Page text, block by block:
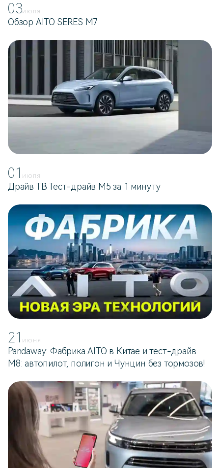
03ИЮЛЯ
Обзор AITO SERES M7
01 ИЮЛЯ
Драйв ТВ Тест-драйв М5 за 1 минуту
21 ИЮНЯ
Pandaway: Фабрика AITO в Китае и тест-драйв
M8: автопилот, полигон и Чунцин без тормозов!